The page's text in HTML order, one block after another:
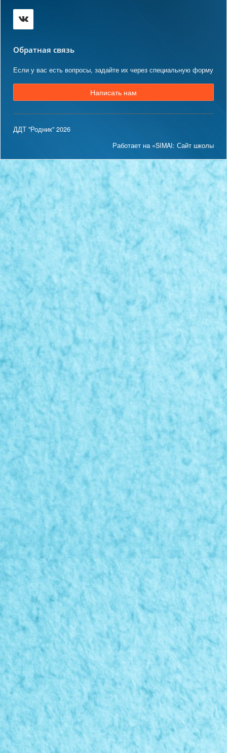
Обратная связь
Если у вас есть вопросы, задайте их через специальную форму
Написать нам
ДДТ "Родник" 2026
Работает на «SIMAI: Сайт школы